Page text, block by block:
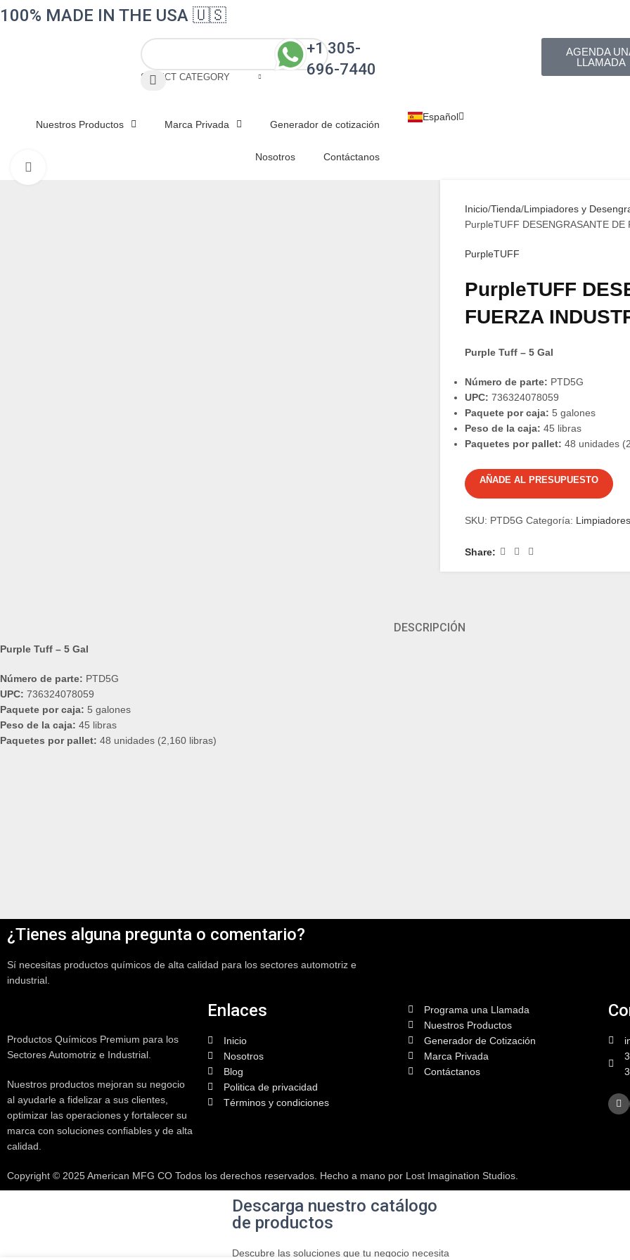
100% MADE IN THE USA 🇺🇸
SELECT CATEGORY
+1 305-
696-7440
AGENDA
LLAMADA
Nuestros Productos Marca Privada Generador de cotización
Nosotros Contáctanos
Español
English
Inicio Tienda Limpiadores y
PurpleTUFF DESENGRASANTE
PurpleTUFF
PurpleTUFF
FUERZA
Purple Tuff – 5 Gal
Número de parte: PTD5G
UPC: 736324078059
Paquete por caja: 5 galones
Peso de la caja: 45 libras
Paquetes por pallet: 48 unidades
AÑADE AL PRESUPUESTO
SKU: PTD5G Categoría:
Share:
DESCRIPCIÓN
Purple Tuff – 5 Gal
Número de parte: PTD5G
UPC: 736324078059
Paquete por caja: 5 galones
Peso de la caja: 45 libras
Paquetes por pallet: 48 unidades (2,160 libras)
¿Tienes alguna pregunta o comentario?
Sí necesitas productos químicos de alta calidad para los sectores automotriz e
industrial.
Productos Químicos Premium para los
Sectores Automotriz e Industrial.
Nuestros productos mejoran su negocio
al ayudarle a fidelizar a sus clientes,
optimizar las operaciones y fortalecer su
marca con soluciones confiables y de alta
calidad.
Enlaces
Inicio
Nosotros
Blog
Politica de privacidad
Términos y condiciones
Programa una Llamada
Nuestros Productos
Generador de Cotización
Marca Privada
Contáctanos
Copyright © 2025 American MFG CO Todos los derechos reservados. Hecho a mano por Lost Imagination Studios.
Descarga nuestro catálogo
de productos
Descubre las soluciones que tu negocio necesita